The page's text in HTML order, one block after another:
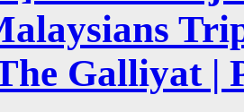
Galliyat |